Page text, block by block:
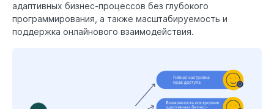
адаптивных бизнес-процессов без глубокого
программирования, а также масштабируемость и
поддержка онлайнового взаимодействия.